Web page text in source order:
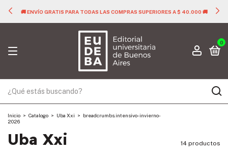
🚚 ENVÍO GRATIS PARA TODAS LAS COMPRAS SUPERIORES A $ 40.000 🚚
0
Inicio > Catalogo > Uba Xxi > breadcrumbs.intensivo-invierno-
2026
Uba Xxi 14 productos